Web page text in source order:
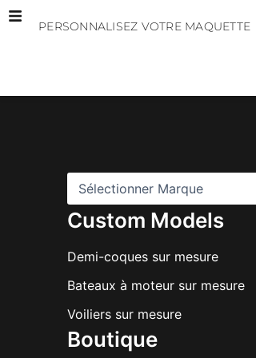
Aller
PERSONNALISEZ VOTRE MAQUETTE
Custom Models
Demi-coques sur mesure
Bateaux à moteur sur mesure
Voiliers sur mesure
Boutique